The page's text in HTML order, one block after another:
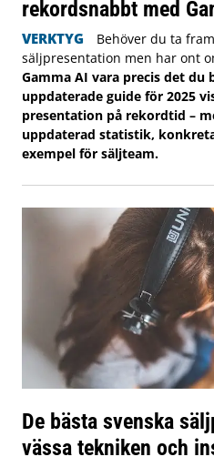
rekordsnabbt med
VERKTYG
Behöver du ta
säljpresentation men har ont
Gamma AI vara precis det du
uppdaterade guide för 2025
presentation på rekordtid –
uppdaterad statistik,
exempel för säljteam.
De bästa svenska
vässa tekniken och